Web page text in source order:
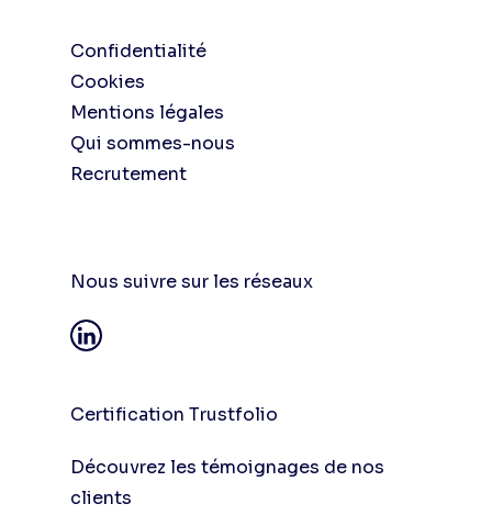
Confidentialité
Cookies
Mentions légales
Qui sommes-nous
Recrutement
Nous suivre sur les réseaux
Certification Trustfolio
Découvrez les témoignages de nos
clients